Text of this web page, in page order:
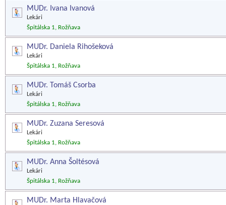
MUDr. Ivana Ivanová
Lekári
Špitálska 1, Rožňava
MUDr. Daniela Rihošeková
Lekári
Špitálska 1, Rožňava
MUDr. Tomáš Csorba
Lekári
Špitálska 1, Rožňava
MUDr. Zuzana Seresová
Lekári
Špitálska 1, Rožňava
MUDr. Anna Šoltésová
Lekári
Špitálska 1, Rožňava
MUDr. Marta Hlavačová